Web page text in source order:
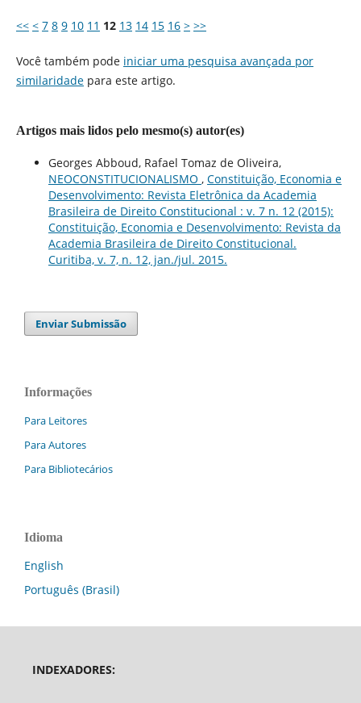
<< < 7 8 9 10 11 12 13 14 15 16 > >>
Você também pode iniciar uma pesquisa avançada por
similaridadepara este artigo.
Artigos mais lidos pelo mesmo(s) autor(es)
Georges Abboud, Rafael Tomaz de Oliveira,
NEOCONSTITUCIONALISMO , Constituição, Economia e
Desenvolvimento: Revista Eletrônica da Academia
Brasileira de Direito Constitucional : v. 7 n. 12 (2015):
Constituição, Economia e Desenvolvimento: Revista da
Academia Brasileira de Direito Constitucional.
Curitiba, v. 7, n. 12, jan./jul. 2015.
Enviar Submissão
Informações
Para Leitores
Para Autores
Para Bibliotecários
Idioma
English
Português (Brasil)
INDEXADORES: